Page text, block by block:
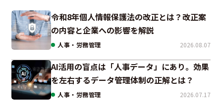
令和8年個人情報保護法の改正とは？改正案
の内容と企業への影響を解説
人事・労務管理 2026.08.07
AI活用の盲点は「人事データ」にあり。効果
を左右するデータ管理体制の正解とは？
人事・労務管理 2026.07.17